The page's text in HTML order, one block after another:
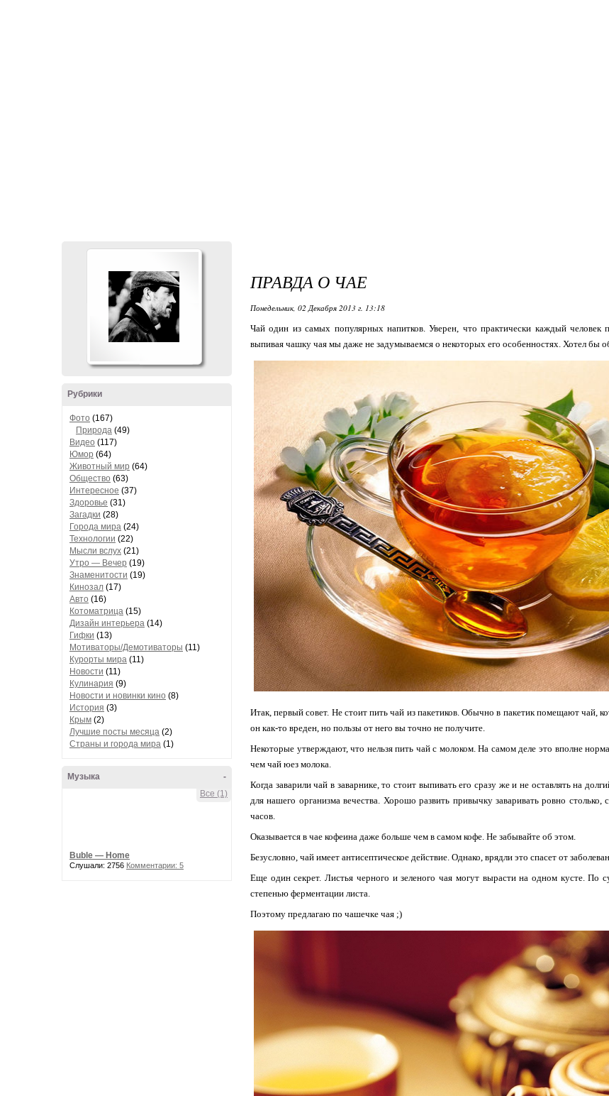
Рубрики
Фото (167)
Природа (49)
Видео (117)
Юмор (64)
Животный мир (64)
Общество (63)
Интересное (37)
Здоровье (31)
Загадки (28)
Города мира (24)
Технологии (22)
Мысли вслух (21)
Утро — Вечер (19)
Знаменитости (19)
Кинозал (17)
Авто (16)
Котоматрица (15)
Дизайн интерьера (14)
Гифки (13)
Мотиваторы/Демотиваторы (11)
Курорты мира (11)
Новости (11)
Кулинария (9)
Новости и новинки кино (8)
История (3)
Крым (2)
Лучшие посты месяца (2)
Страны и города мира (1)
-
Музыка
Все (1)
Buble — Home
Слушали: 2756 Комментарии: 5
ПРАВДА О ЧАЕ
Понедельник, 02 Декабря 2013 г. 13:18
Чай один из самых популярных напитков. Уверен, что практически каждый
выпивая чашку чая мы даже не задумываемся о некоторых его особенностях. Хотел бы
Итак, первый совет. Не стоит пить чай из пакетиков. Обычно в пакетик помещают чай,
он как-то вреден, но пользы от него вы точно не получите.
Некоторые утверждают, что нельзя пить чай с молоком. На самом деле это вполне
чем чай юез молока.
Когда заварили чай в заварнике, то стоит выпивать его сразу же и не оставлять на
для нашего организма вечества. Хорошо развить привычку заваривать ровно
часов.
Оказывается в чае кофеина даже больше чем в самом кофе. Не забывайте об этом.
Безусловно, чай имеет антисептическое действие. Однако, врядли это спасет от
Еще один секрет. Листья черного и зеленого чая могут вырасти на одном кусте. По
степенью ферментации листа.
Поэтому предлагаю по чашечке чая ;)